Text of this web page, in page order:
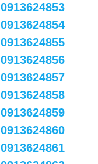
0913624853
0913624854
0913624855
0913624856
0913624857
0913624858
0913624859
0913624860
0913624861